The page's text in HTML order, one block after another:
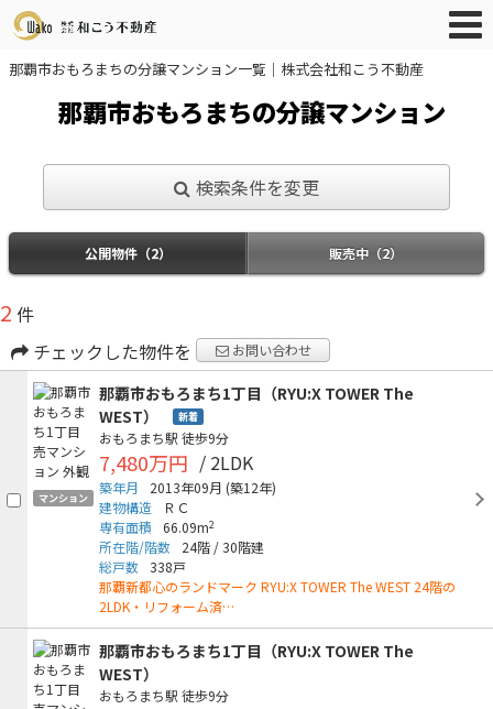
那覇市おもろまちの分譲マンション一覧｜株式会社和こう不動産
那覇市おもろまちの分譲マンション
検索条件を変更
公開物件（2） 販売中（2）
2 件
チェックした物件を
お問い合わせ
マンション
那覇市おもろまち1丁目（RYU:X TOWER The
WEST）
新着
おもろまち駅 徒歩9分
7,480万円 / 2LDK
築年月 2013年09月 (築12年)
建物構造
ＲＣ
専有面積
66.09m2
所在階/階数 24階 /30階建
総戸数 338戸
那覇新都心のランドマーク RYU:X TOWER The WEST 24階の
2LDK・リフォーム済…
那覇市おもろまち1丁目（RYU:X TOWER The
WEST）
おもろまち駅 徒歩9分